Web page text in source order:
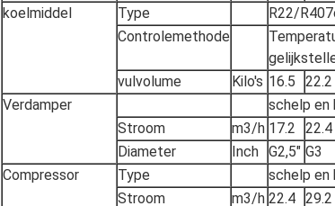
koelmiddel Type
R22/
Controlemethode
vulvolume
Kilo's 16.5 22.2
Verdamper
schelp en
Stroom
m3/h 17.2 22.4
Diameter
Inch G2,5" G3
Compressor
Type
schelp en
Stroom
m3/h 22.4 29.2